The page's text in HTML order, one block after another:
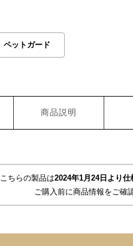
ペットガード
商品説明
こちらの製品は2024年1月24日より仕
ご購入前に商品情報をご確